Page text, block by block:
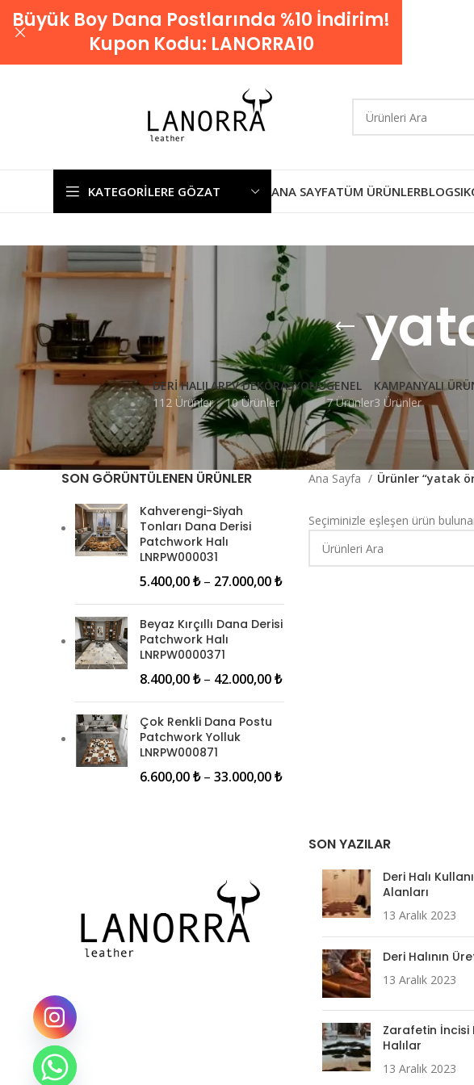
KATEGORILERE GÖZAT ANA SAYFATÜM ÜRÜNLERBLOG
DERI HALILAR
112 Ürünler
EV DEKORASYONU
10 Ürünler
GENEL
7 Ürünler
KAMPANYALI
3 Ürünler
SON GÖRÜNTÜLENEN ÜRÜNLER
Kahverengi-Siyah
Tonları Dana Derisi
Patchwork Halı
LNRPW000031
5.400,00₺ – 27.000,00₺
Beyaz Kırçıllı Dana Derisi
Patchwork Halı
LNRPW0000371
8.400,00₺ – 42.000,00₺
Çok Renkli Dana Postu
Patchwork Yolluk
LNRPW000871
6.600,00₺ – 33.000,00₺
Ana Sayfa Ürünler “yatak
Seçiminizle eşleşen ürün
SON YAZILAR
Deri Halı
Alanları
13 Aralık 2023
Deri Halının
13 Aralık 2023
Zarafetin İncisi
Halılar
13 Aralık 2023
Büyük Boy Dana Postlarında %10 İndirim!
Kupon Kodu: LANORRA10